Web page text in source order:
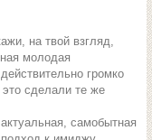
на твой взгляд,
молодая
громко
сделали те же
самобытная